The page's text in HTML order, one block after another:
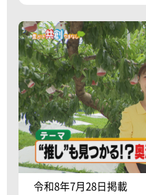
令和8年7月28日掲載